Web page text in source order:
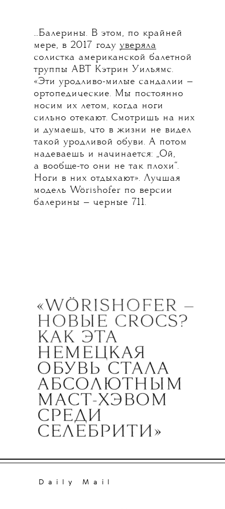
...Балерины. В этом, по крайней
мере, в 2017 году уверяла
солистка американской балетной
труппы ABT Кэтрин Уильямс.
«Эти уродливо-милые сандалии —
ортопедические. Мы постоянно
носим их летом, когда ноги
сильно отекают. Смотришь на них
и думаешь, что в жизни не видел
такой уродливой обуви. А потом
надеваешь и начинается: „Ой,
а вообще-то они не так плохи“.
Ноги в них отдыхают». Лучшая
модель Wörishofer по версии
балерины — черные 711.
Daily Mail